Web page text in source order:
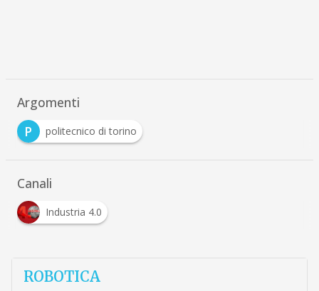
Argomenti
P
politecnico di torino
Canali
Industria 4.0
ROBOTICA